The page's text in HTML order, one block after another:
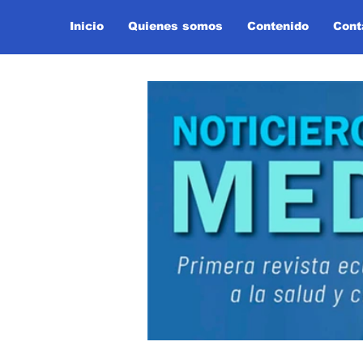
Inicio Quienes somos Contenido